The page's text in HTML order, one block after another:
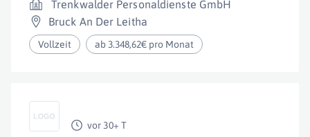
Trenkwalder Personaldienste GmbH
Bruck An Der Leitha
Vollzeit ab 3.348,62€ pro Monat
vor 30+ T